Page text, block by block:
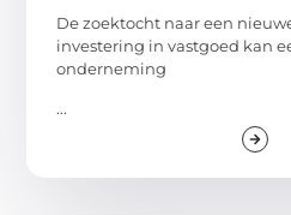
De zoektocht naar een
investering in vastgoed kan
onderneming
...